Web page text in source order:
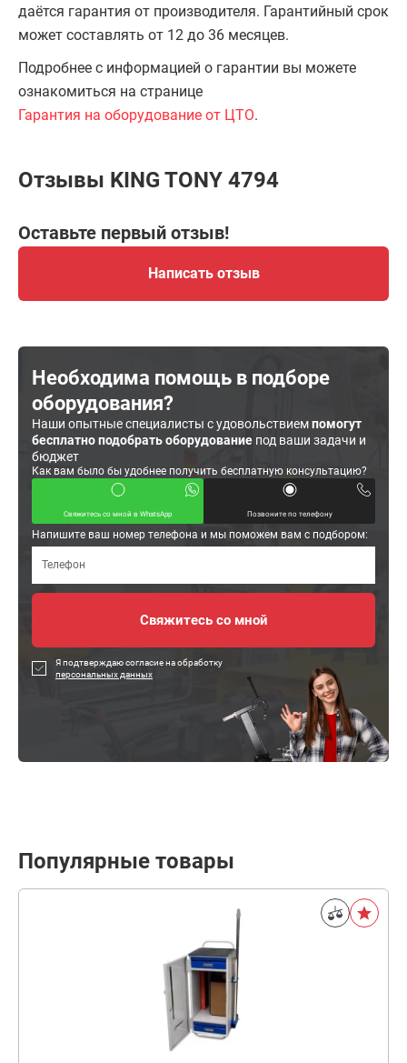
даётся гарантия от производителя. Гарантийный срок
может составлять от 12 до 36 месяцев.
Подробнее с информацией о гарантии вы можете
ознакомиться на странице
Гарантия на оборудование от ЦТО.
Отзывы KING TONY 4794
Оставьте первый отзыв!
Написать отзыв
Необходима помощь в подборе
оборудования?
Наши опытные специалисты с удовольствиемпомогут
бесплатно подобрать оборудование под ваши задачи и
бюджет
Как вам было бы удобнее получить бесплатную консультацию?
Свяжитесь со мной в WhatsApp Позвоните по телефону
Напишите ваш номер телефона и мы поможем вам с подбором:
Я подтверждаю согласие на обработку
персональных данных
Популярные товары